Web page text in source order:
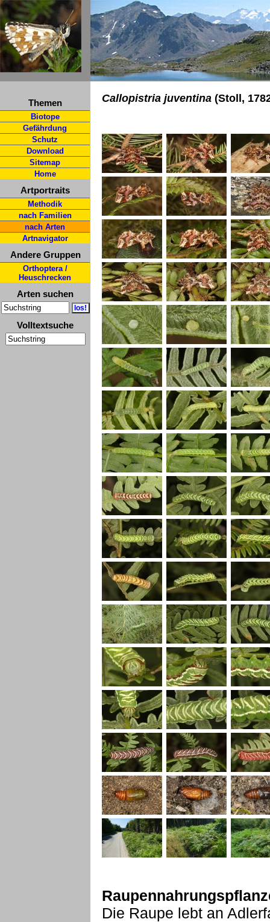
Themen
Biotope
Gefährdung
Schutz
Download
Sitemap
Home
Artportraits
Methodik
nach Familien
nach Arten
Artnavigator
Andere Gruppen
Orthoptera /
Heuschrecken
Arten suchen
Volltextsuche
Callopistria juventina (Stoll,
Die Raupe lebt an